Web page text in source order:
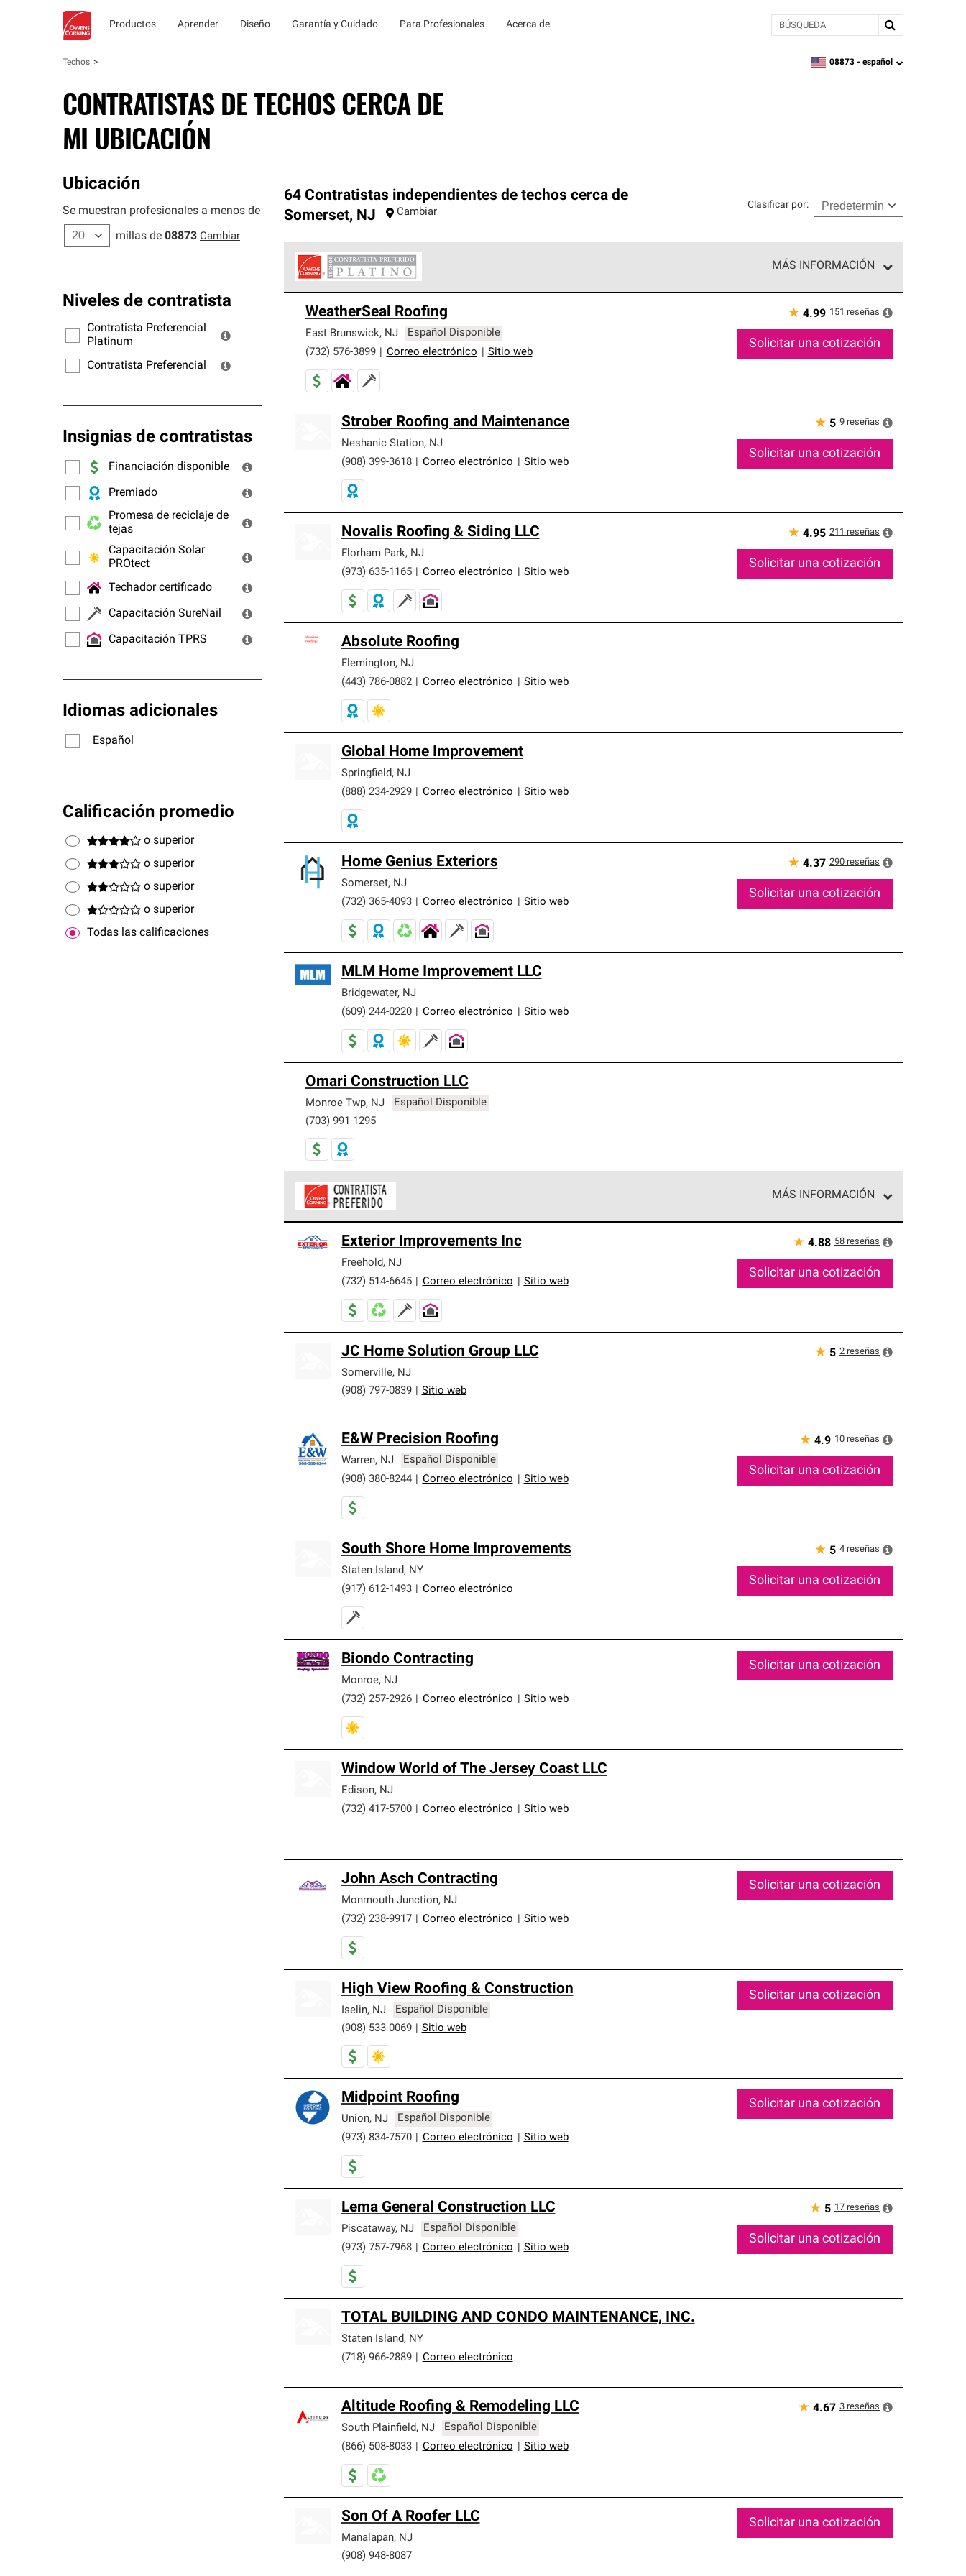
Productos Aprender Diseño Garantía y Cuidado Para Profesionales Acerca de BÚSQUEDA
Techos zipcode, language
08873 - español
CONTRATISTAS DE TECHOS CERCA DE
MI UBICACIÓN
Ubicación
Se muestran profesionales a menos de
millas de 08873 Cambiar
Niveles de contratista
Contratista Preferencial
Platinum
Contratista Preferencial
Insignias de contratistas
Financiación disponible
Premiado
Promesa de reciclaje de
tejas
Capacitación Solar
PROtect
Techador certificado
Capacitación SureNail
Capacitación TPRS
Idiomas adicionales
Español
Calificación promedio
o superior
o superior
o superior
o superior
Todas las calificaciones
64 Contratistas independientes de techos cerca de
Somerset, NJ Cambiar
Clasificar por:
MÁS INFORMACIÓN
cumplen con estándares estrictos de profesionalismo, confiabilidad y destreza incomparable. Solo ellos pueden
ofrecer nuestra mejor garantía de sistemas de techos.
WeatherSeal Roofing
East Brunswick, NJ
Español Disponible
(732) 576-3899
Correo electrónico Sitio web
★ 4.99 151 reseñas
Solicitar una cotización
Strober Roofing and Maintenance
Neshanic Station, NJ
(908) 399-3618
Correo electrónico Sitio web
★ 5 9 reseñas
Solicitar una cotización
Novalis Roofing & Siding LLC
Florham Park, NJ
(973) 635-1165
Correo electrónico Sitio web
★ 4.95 211 reseñas
Solicitar una cotización
Absolute Roofing
Flemington, NJ
(443) 786-0882
Correo electrónico Sitio web
Global Home Improvement
Springfield , NJ
(888) 234-2929
Correo electrónico Sitio web
Home Genius Exteriors
Somerset, NJ
(732) 365-4093
Correo electrónico Sitio web
★ 4.37 290 reseñas
Solicitar una cotización
MLM Home Improvement LLC
Bridgewater, NJ
(609) 244-0220
Correo electrónico Sitio web
Omari Construction LLC
Monroe Twp, NJ
Español Disponible
(703) 991-1295
MÁS INFORMACIÓN
cumplen con altos estándares y requisitos estrictos de profesionalismo y confiabilidad.
Exterior Improvements Inc
Freehold , NJ
(732) 514-6645
Correo electrónico Sitio web
★ 4.88 58 reseñas
Solicitar una cotización
JC Home Solution Group LLC
Somerville, NJ
(908) 797-0839
Sitio web
★ 5 2 reseñas
E&W Precision Roofing
Warren, NJ
Español Disponible
(908) 380-8244
Correo electrónico Sitio web
★ 4.9 10 reseñas
Solicitar una cotización
South Shore Home Improvements
Staten Island , NY
(917) 612-1493
Correo electrónico
★ 5 4 reseñas
Solicitar una cotización
Biondo Contracting
Monroe, NJ
(732) 257-2926
Correo electrónico Sitio web
Solicitar una cotización
Window World of The Jersey Coast LLC
Edison, NJ
(732) 417-5700
Correo electrónico Sitio web
John Asch Contracting
Monmouth Junction, NJ
(732) 238-9917
Correo electrónico Sitio web
Solicitar una cotización
High View Roofing & Construction
Iselin, NJ
Español Disponible
(908) 533-0069
Sitio web
Solicitar una cotización
Midpoint Roofing
Union, NJ
Español Disponible
(973) 834-7570
Correo electrónico Sitio web
Solicitar una cotización
Lema General Construction LLC
Piscataway, NJ
Español Disponible
(973) 757-7968
Correo electrónico Sitio web
★ 5 17 reseñas
Solicitar una cotización
TOTAL BUILDING AND CONDO MAINTENANCE, INC.
Staten Island , NY
(718) 966-2889
Correo electrónico
Altitude Roofing & Remodeling LLC
South Plainfield , NJ
Español Disponible
(866) 508-8033
Correo electrónico Sitio web
★ 4.67 3 reseñas
Son Of A Roofer LLC
Manalapan, NJ
(908) 948-8087
Solicitar una cotización